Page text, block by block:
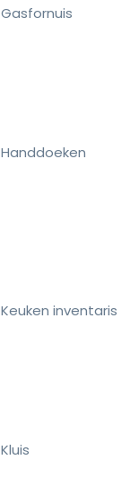
Gasfornuis
Handdoeken
Keuken inventaris
Kluis